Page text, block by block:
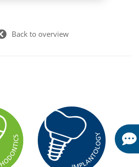
Back to overview